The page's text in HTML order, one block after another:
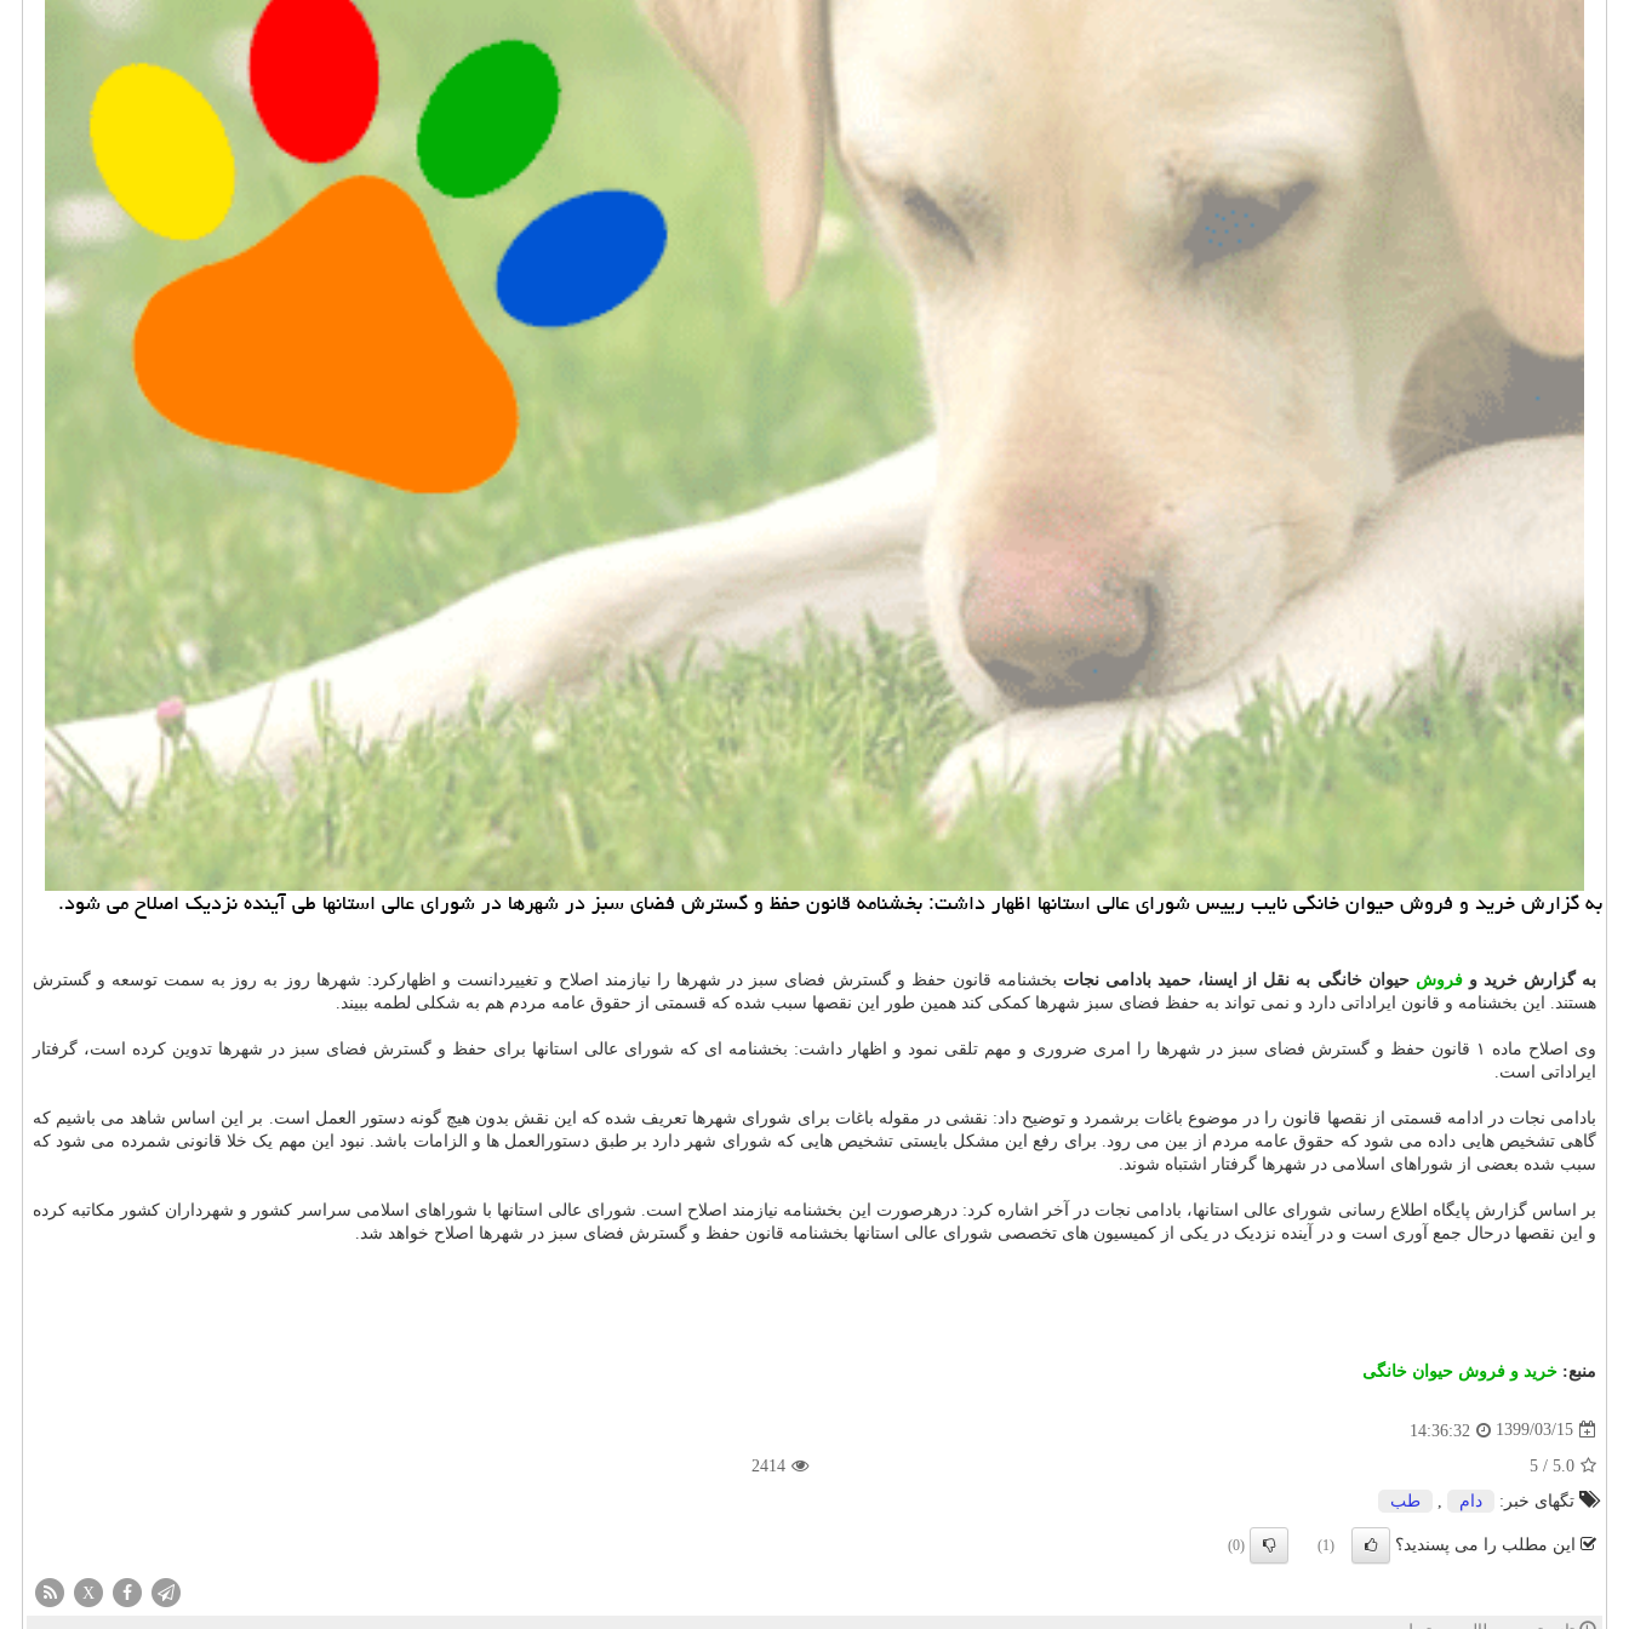
به گزارش خرید و فروش حیوان خانگی نایب رییس شورای عالی استانها اظهار داشت: بخشنامه قانون حفظ و گسترش فضای سبز در شهرها در شورای عالی استانها طی آینده نزدیك اصلاح می شود.
به گزارش خرید وفروش حیوان خانگی به نقل از ایسنا، حمید بادامی نجات بخشنامه قانون حفظ و گسترش فضای سبز در شهرها را نیازمند اصلاح و تغییردانست و اظهارکرد: شهرها روز به روز به سمت توسعه و گسترش
هستند. این بخشنامه و قانون ایراداتی دارد و نمی تواند به حفظ فضای سبز شهرها کمکی کند همین طور این نقصها سبب شده که قسمتی از حقوق عامه مردم هم به شکلی لطمه ببیند.
وی اصلاح ماده ۱ قانون حفظ و گسترش فضای سبز در شهرها را امری ضروری و مهم تلقی نمود و اظهار داشت: بخشنامه ای که شورای عالی استانها برای حفظ و گسترش فضای سبز در شهرها تدوین کرده است، گرفتار
ایراداتی است.
بادامی نجات در ادامه قسمتی از نقصها قانون را در موضوع باغات برشمرد و توضیح داد: نقشی در مقوله باغات برای شورای شهرها تعریف شده که این نقش بدون هیچ گونه دستور العمل است. بر این اساس شاهد می باشیم که
گاهی تشخیص هایی داده می شود که حقوق عامه مردم از بین می رود. برای رفع این مشکل بایستی تشخیص هایی که شورای شهر دارد بر طبق دستورالعمل ها و الزامات باشد. نبود این مهم یک خلا قانونی شمرده می شود که
سبب شده بعضی از شوراهای اسلامی در شهرها گرفتار اشتباه شوند.
بر اساس گزارش پایگاه اطلاع رسانی شورای عالی استانها، بادامی نجات در آخر اشاره کرد: درهرصورت این بخشنامه نیازمند اصلاح است. شورای عالی استانها با شوراهای اسلامی سراسر کشور و شهرداران کشور مکاتبه کرده
و این نقصها درحال جمع آوری است و در آینده نزدیک در یکی از کمیسیون های تخصصی شورای عالی استانها بخشنامه قانون حفظ و گسترش فضای سبز در شهرها اصلاح خواهد شد.
منبع: خرید و فروش حیوان خانگی
1399/03/15
14:36:32
5.0
/
5
2414
تگهای خبر:
دام طب
این مطلب را می پسندید؟ (1)
(0)
X